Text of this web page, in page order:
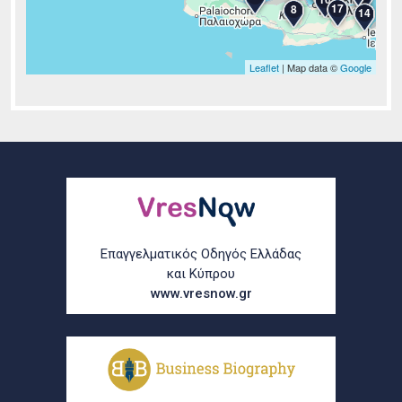
8
14
17
Leaflet | Map data ©Google
Επαγγελματικός Οδηγός Ελλάδας
και Κύπρου
www.vresnow.gr